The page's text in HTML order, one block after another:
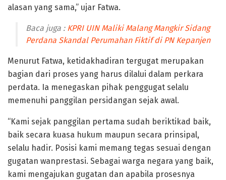
alasan yang sama,” ujar Fatwa.
Baca juga : KPRI UIN Maliki Malang Mangkir Sidang
Perdana Skandal Perumahan Fiktif di PN Kepanjen
Menurut Fatwa, ketidakhadiran tergugat merupakan
bagian dari proses yang harus dilalui dalam perkara
perdata. Ia menegaskan pihak penggugat selalu
memenuhi panggilan persidangan sejak awal.
“Kami sejak panggilan pertama sudah beriktikad baik,
baik secara kuasa hukum maupun secara prinsipal,
selalu hadir. Posisi kami memang tegas sesuai dengan
gugatan wanprestasi. Sebagai warga negara yang baik,
kami mengajukan gugatan dan apabila prosesnya